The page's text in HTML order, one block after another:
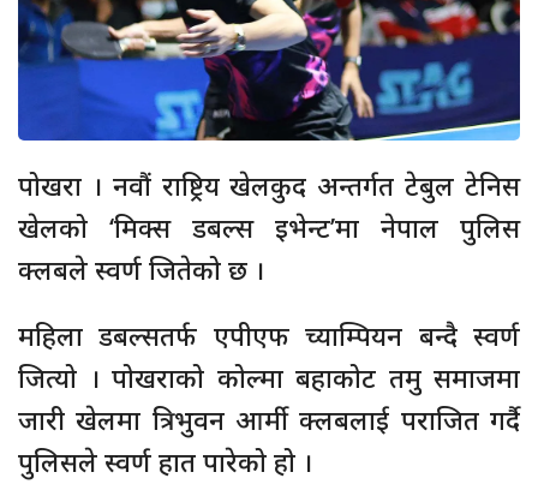
पोखरा । नवौं राष्ट्रिय खेलकुद अन्तर्गत टेबुल टेनिस
खेलको ‘मिक्स डबल्स इभेन्ट’मा नेपाल पुलिस
क्लबले स्वर्ण जितेको छ ।
महिला डबल्सतर्फ एपीएफ च्याम्पियन बन्दै स्वर्ण
जित्यो । पोखराको कोल्मा बहाकोट तमु समाजमा
जारी खेलमा त्रिभुवन आर्मी क्लबलाई पराजित गर्दै
पुलिसले स्वर्ण हात पारेको हो ।